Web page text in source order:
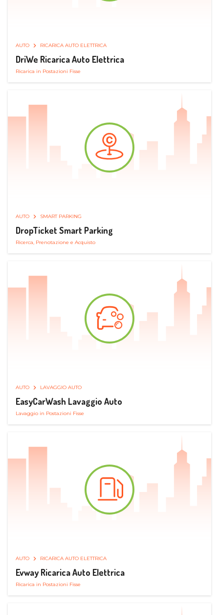
AUTO RICARICA AUTO ELETTRICA
DriWe Ricarica Auto Elettrica
Ricarica in Postazioni Fisse
AUTO SMART PARKING
DropTicket Smart Parking
Ricerca, Prenotazione e Acquisto
AUTO LAVAGGIO AUTO
EasyCarWash Lavaggio Auto
Lavaggio in Postazioni Fisse
AUTO RICARICA AUTO ELETTRICA
Evway Ricarica Auto Elettrica
Ricarica in Postazioni Fisse